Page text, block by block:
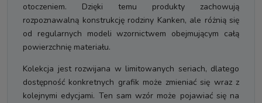
otoczeniem. Dzięki temu produkty zachowują
rozpoznawalną konstrukcję rodziny Kanken, ale różnią się
od regularnych modeli wzornictwem obejmującym całą
powierzchnię materiału.
Kolekcja jest rozwijana w limitowanych seriach, dlatego
dostępność konkretnych grafik może zmieniać się wraz z
kolejnymi edycjami. Ten sam wzór może pojawiać się na